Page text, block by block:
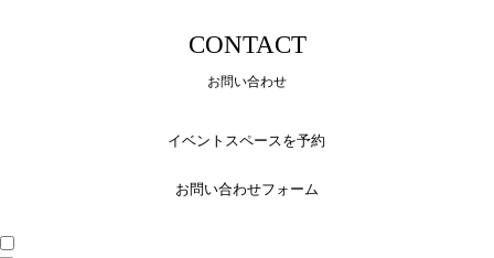
CONTACT
お問い合わせ
イベントスペースを予約
お問い合わせフォーム